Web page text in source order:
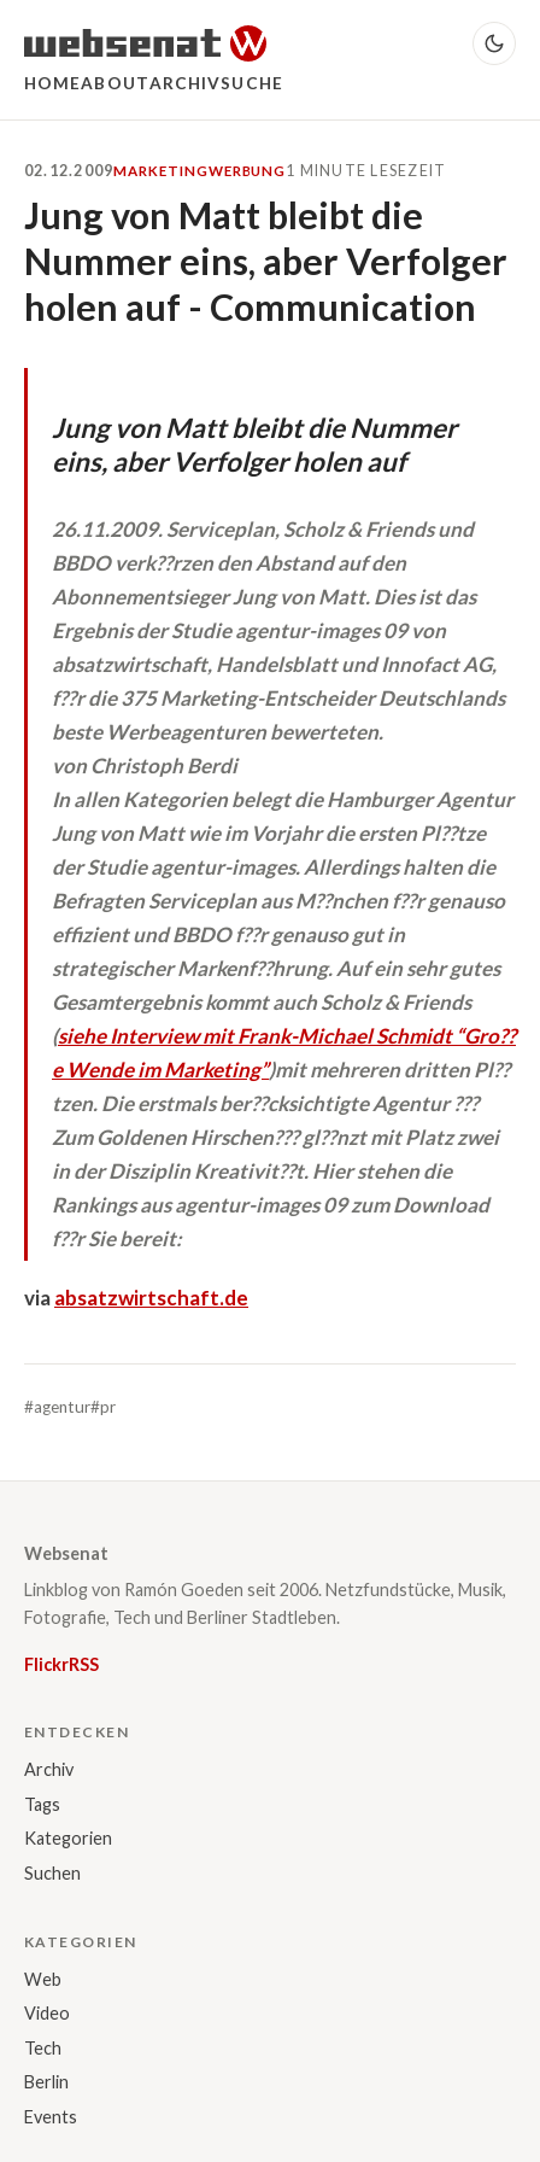
HOMEABOUTARCHIVSUCHE
02.12.2009MARKETINGWERBUNG1 MINUTE LESEZEIT
Jung von Matt bleibt die
Nummer eins, aber Verfolger
holen auf - Communication
Jung von Matt bleibt die Nummer
eins, aber Verfolger holen auf
26.11.2009. Serviceplan, Scholz & Friends und
BBDO verk??rzen den Abstand auf den
Abonnementsieger Jung von Matt. Dies ist das
Ergebnis der Studie agentur-images 09 von
absatzwirtschaft, Handelsblatt und Innofact AG,
f??r die 375 Marketing-Entscheider Deutschlands
beste Werbeagenturen bewerteten.
von Christoph Berdi
In allen Kategorien belegt die Hamburger Agentur
Jung von Matt wie im Vorjahr die ersten Pl??tze
der Studie agentur-images. Allerdings halten die
Befragten Serviceplan aus M??nchen f??r genauso
effizient und BBDO f??r genauso gut in
strategischer Markenf??hrung. Auf ein sehr gutes
Gesamtergebnis kommt auch Scholz & Friends
(siehe Interview mit Frank-Michael Schmidt “Gro??
e Wende im Marketing”)mit mehreren dritten Pl??
tzen. Die erstmals ber??cksichtigte Agentur ???
Zum Goldenen Hirschen??? gl??nzt mit Platz zwei
in der Disziplin Kreativit??t. Hier stehen die
Rankings aus agentur-images 09 zum Download
f??r Sie bereit:
viaabsatzwirtschaft.de
#agentur#pr
Websenat
Linkblog von Ramón Goeden seit 2006. Netzfundstücke, Musik,
Fotografie, Tech und Berliner Stadtleben.
FlickrRSS
ENTDECKEN
Archiv
Tags
Kategorien
Suchen
KATEGORIEN
Web
Video
Tech
Berlin
Events